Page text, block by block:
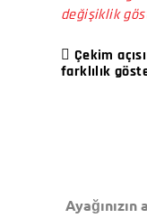
değişiklik
Çekim
farklılık